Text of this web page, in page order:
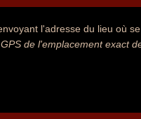
l'adresse du lieu où
de l'emplacement exact